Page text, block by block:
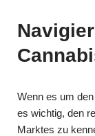
Wenn es um
es wichtig, den
Marktes zu